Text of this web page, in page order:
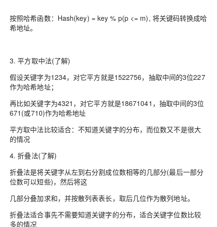
按照哈希函数：Hash(key) = key % p(p <= m), 将关键码转换成哈
希地址。
3. 平方取中法(了解)
假设关键字为1234，对它平方就是1522756，抽取中间的3位227
作为哈希地址；
再比如关键字为4321，对它平方就是18671041，抽取中间的3位
671(或710)作为哈希地址
平方取中法比较适合：不知道关键字的分布，而位数又不是很大
的情况
4. 折叠法(了解)
折叠法是将关键字从左到右分割成位数相等的几部分(最后一部分
位数可以短些)，然后将这
几部分叠加求和，并按散列表表长，取后几位作为散列地址。
折叠法适合事先不需要知道关键字的分布，适合关键字位数比较
多的情况